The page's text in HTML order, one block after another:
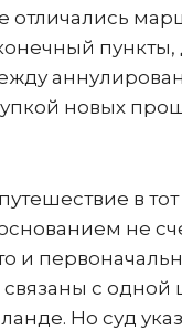
отличались
пункты,
новых
в
не
и
с одной
Но суд